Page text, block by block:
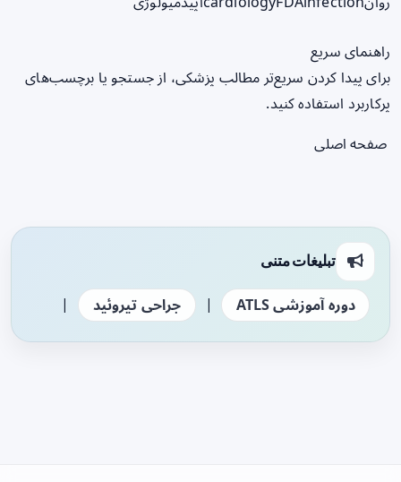
راهنمای سریع
برای پیدا کردن سریع‌تر مطالب پزشکی، از جستجو یا برچسب‌های
پرکاربرد استفاده کنید.
صفحه اصلی
تبلیغات متنی
دوره آموزشی ATLS | جراحی تیروئید |